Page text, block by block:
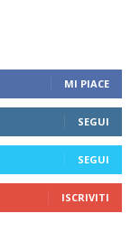
MI PIACE
SEGUI
SEGUI
ISCRIVITI